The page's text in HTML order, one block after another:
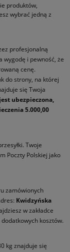
produktów,
wybrać jedną z
profesjonalną
wygodę i pewność, że
cenę.
do strony, na której
się Twoja
ubezpieczona,
5.000,00
Twoje
Poczty Polskiej jako
zamówionych
Kwidzyńska
w zakładce
kosztów.
kg znajduje się